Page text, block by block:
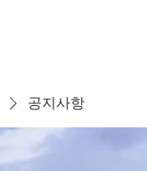
공지사항